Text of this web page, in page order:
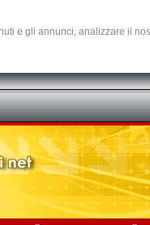
e gli annunci, analizzare il